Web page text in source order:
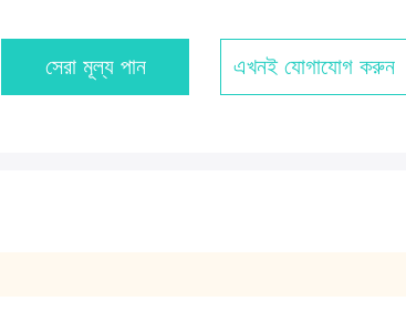
সেরা মূল্য পান এখনই যোগাযোগ করুন